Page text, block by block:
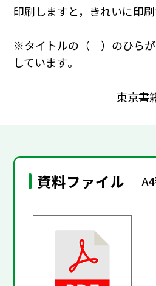
印刷しますと，きれいに印
※タイトルの（ ）のひらが
しています｡
東京書
資料ファイル